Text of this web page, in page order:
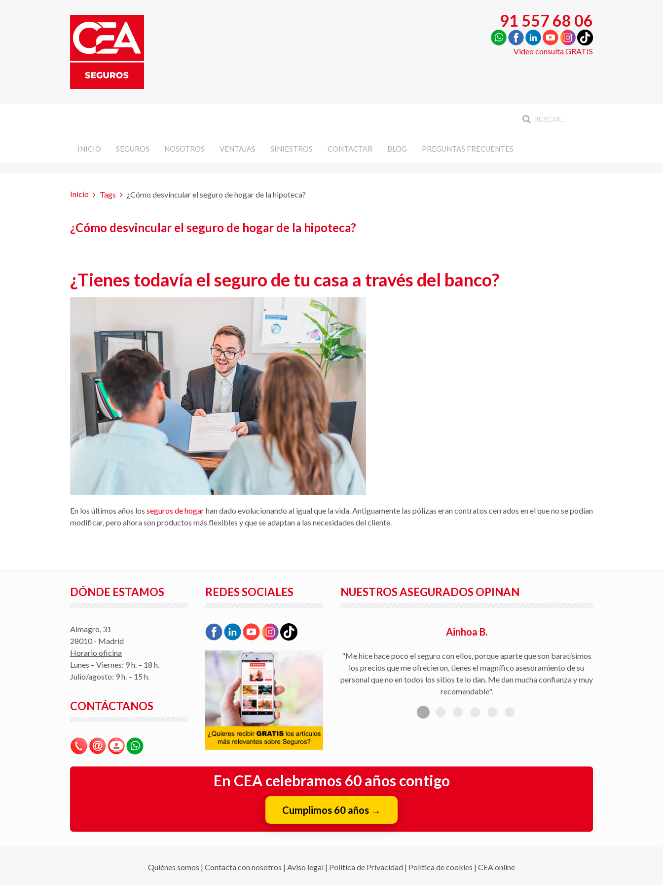
91 557 68 06
Video consulta GRATIS
INICIO SEGUROS NOSOTROS VENTAJAS SINIESTROS CONTACTAR BLOG PREGUNTAS FRECUENTES
Inicio Tags ¿Cómo desvincular el seguro de hogar de la hipoteca?
¿Cómo desvincular el seguro de hogar de la hipoteca?
¿Tienes todavía el seguro de tu casa a través del banco?
En los últimos años los seguros de hogarhan dado evolucionando al igual que la vida. Antiguamente las pólizas eran contratos cerrados en el que no se podían
modificar, pero ahora son productos más flexibles y que se adaptan a las necesidades del cliente.
DÓNDE ESTAMOS
Almagro, 31
28010 - Madrid
Horario oficina
Lunes – Viernes: 9 h. – 18 h.
Julio/agosto: 9 h. – 15 h.
CONTÁCTANOS
REDES SOCIALES NUESTROS ASEGURADOS OPINAN
Ainhoa B.
"Me hice hace poco el seguro con ellos, porque aparte que son baratísimos
los precios que me ofrecieron, tienes el magnífico asesoramiento de su
personal que no en todos los sitios te lo dan. Me dan mucha confianza y muy
recomendable".
En CEA celebramos 60 años contigo
Cumplimos 60 años →
Quiénes somos | Contacta con nosotros | Aviso legal | Política de Privacidad | Política de cookies | CEA online